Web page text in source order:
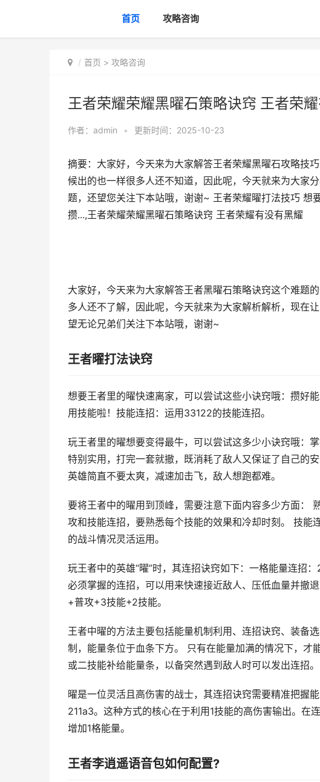
首页 攻略咨询
首页 > 攻略咨询
王者荣耀荣耀黑曜石策略诀窍 王者荣
作者： admin • 更新时间：2025-10-23
摘要：大家好，今天来为大家解答王者荣耀黑曜石攻略技
候出的也一样很多人还不知道，因此呢，今天就来为大家
题，还望您关注下本站哦，谢谢~ 王者荣耀曜打法技巧 想
攒...,王者荣耀荣耀黑曜石策略诀窍 王者荣耀有没有黑耀
大家好，今天来为大家解答王者黑曜石策略诀窍这个难题
多人还不了解，因此呢，今天就来为大家解析解析，现在
望无论兄弟们关注下本站哦，谢谢~
王者曜打法诀窍
想要王者里的曜快速离家，可以尝试这些小诀窍哦：攒好
用技能啦！技能连招：运用33122的技能连招。
玩王者里的曜想要变得最牛，可以尝试这多少小诀窍哦：
特别实用，打完一套就撤，既消耗了敌人又保证了自己的
英雄简直不要太爽，减速加击飞，敌人想跑都难。
要将王者中的曜用到顶峰，需要注意下面内容多少方面：
攻和技能连招，要熟悉每个技能的效果和冷却时刻。 技能
的战斗情况灵活运用。
玩王者中的英雄“曜”时，其连招诀窍如下：一格能量连招
必须掌握的连招，可以用来快速接近敌人、压低血量并撤
+普攻+3技能+2技能。
王者中曜的方法主要包括能量机制利用、连招诀窍、装备
制，能量条位于血条下方。 只有在能量加满的情况下，
或二技能补给能量条，以备突然遇到敌人时可以发出连招。
曜是一位灵活且高伤害的战士，其连招诀窍需要精准把握
211a3。这种方式的核心在于利用1技能的高伤害输出。在
增加1格能量。
王者李逍遥语音包如何配置?